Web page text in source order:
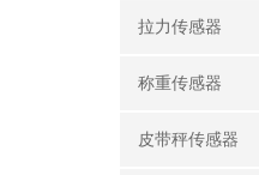
拉力传感器
称重传感器
皮带秤传感器